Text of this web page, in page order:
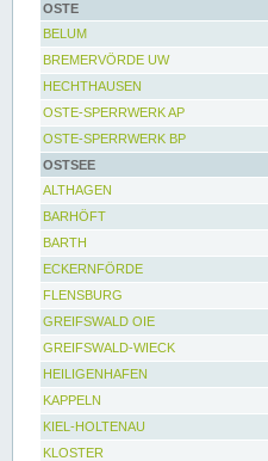
OSTE
BELUM
BREMERVÖRDE UW
HECHTHAUSEN
OSTE-SPERRWERK AP
OSTE-SPERRWERK BP
OSTSEE
ALTHAGEN
BARHÖFT
BARTH
ECKERNFÖRDE
FLENSBURG
GREIFSWALD OIE
GREIFSWALD-WIECK
HEILIGENHAFEN
KAPPELN
KIEL-HOLTENAU
KLOSTER